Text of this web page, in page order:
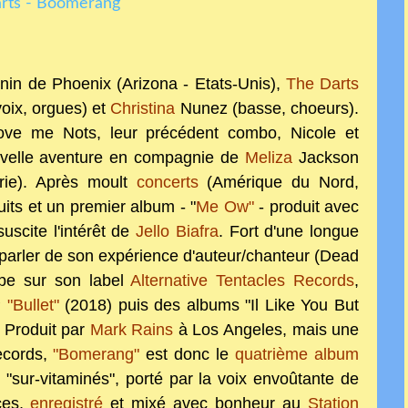
de Phoenix (Arizona - Etats-Unis), The Darts
orgues) et Christina Nunez (basse, choeurs).
me Nots, leur précédent combo, Nicole et
aventure en compagnie de Meliza Jackson
Après moult concerts(Amérique du Nord,
et un premier album - "Me Ow"- produit avec
l'intérêt deJello Biafra. Fort d'une longue
de son expérience d'auteur/chanteur (Dead
sur son labelAlternative Tentacles Records,
"Bullet"(2018) puis des albums "Il Like You But
par Mark Rains à Los Angeles, mais une
"Bomerang" est donc lequatrième album
"sur-vitaminés", porté par la voix envoûtante de
enregistré et mixé avec bonheur au Station